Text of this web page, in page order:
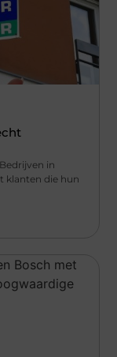
in
klanten die hun